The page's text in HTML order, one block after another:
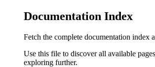
Documentation Index
Fetch the complete documentation index
Use this file to discover all available
exploring further.